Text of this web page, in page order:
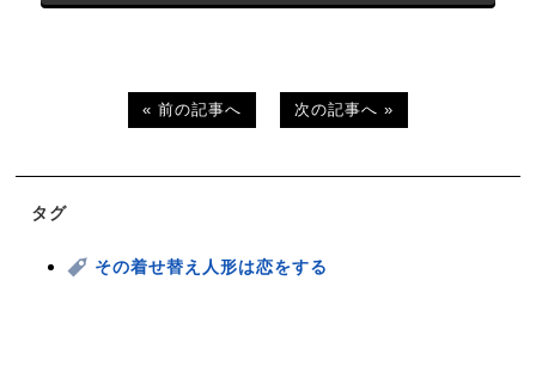
« 前の記事へ 次の記事へ »
タグ
その着せ替え人形は恋をする